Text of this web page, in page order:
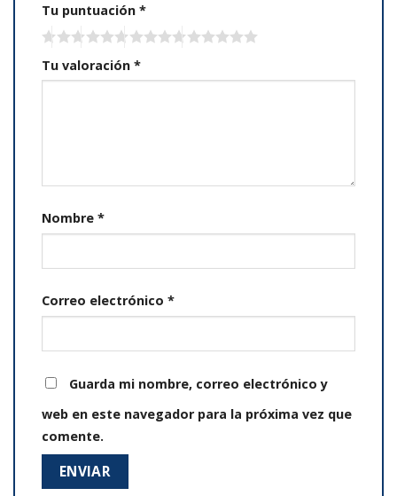
Tu puntuación *
Tu valoración *
Nombre *
Correo electrónico *
Guarda mi nombre, correo electrónico y
web en este navegador para la próxima vez que
comente.